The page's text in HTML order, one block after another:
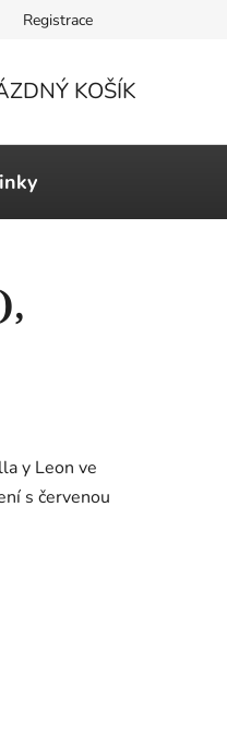
Registrace
KOŠÍK
y Leon ve
s červenou